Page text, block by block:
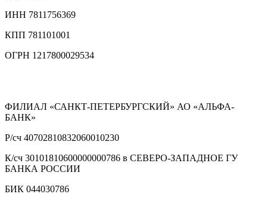
ИНН 7811756369
КПП 781101001
ОГРН 1217800029534
ФИЛИАЛ «САНКТ-ПЕТЕРБУРГСКИЙ» АО «АЛЬФА-
БАНК»
Р/сч 40702810832060010230
К/сч 30101810600000000786 в СЕВЕРО-ЗАПАДНОЕ ГУ
БАНКА РОССИИ
БИК 044030786